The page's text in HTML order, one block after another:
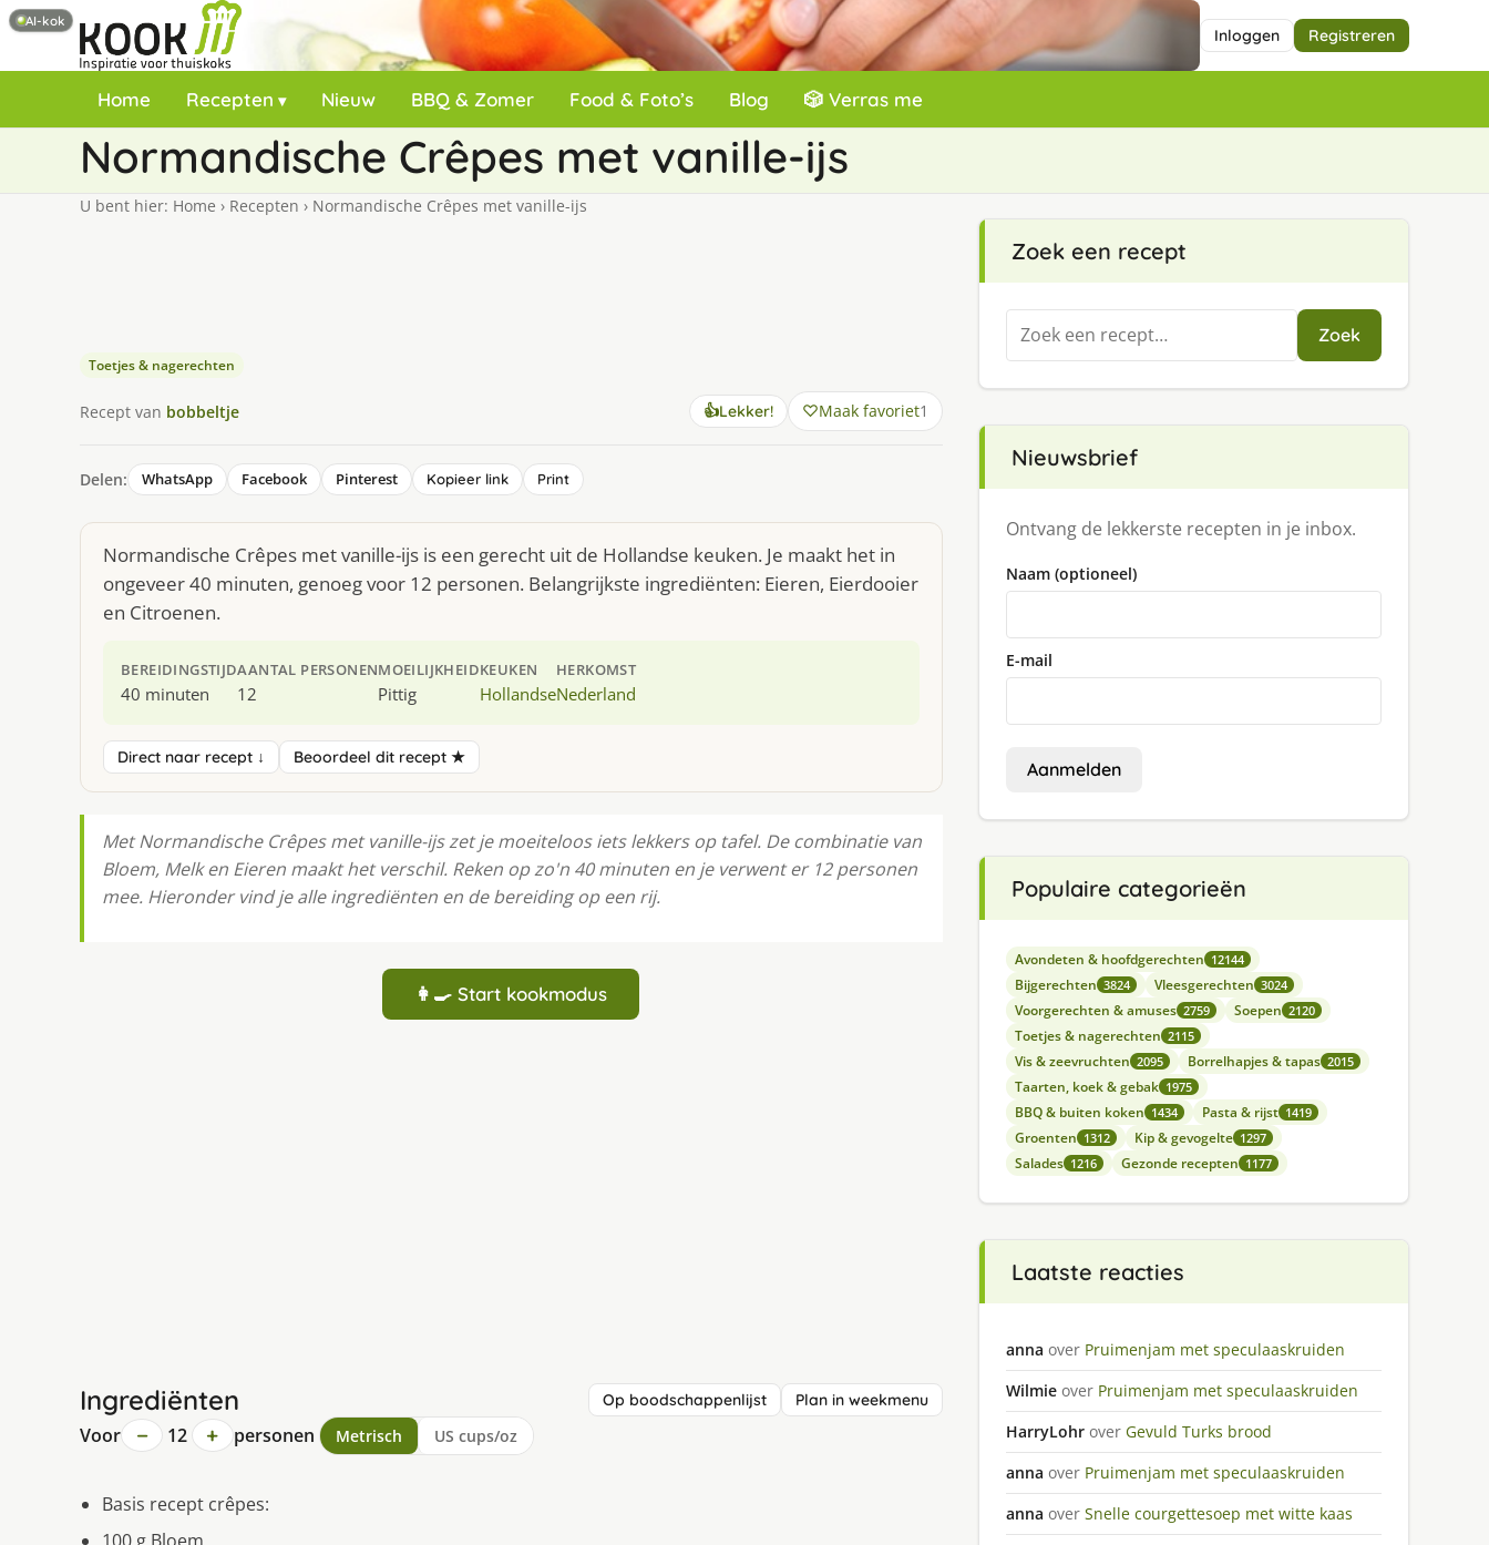
Inloggen Registreren
Home Recepten Nieuw BBQ & Zomer Food & Foto’s Blog 🎲 Verras me
Normandische Crêpes met vanille-ijs
U bent hier: Home › Recepten › Normandische Crêpes met vanille-ijs
Toetjes & nagerechten
Recept van bobbeltje 👍Lekker! Maak favoriet1
Delen: WhatsApp Facebook Pinterest Kopieer link Print
Normandische Crêpes met vanille-ijs is een gerecht uit de Hollandse keuken. Je maakt het in
ongeveer 40 minuten, genoeg voor 12 personen. Belangrijkste ingrediënten: Eieren, Eierdooier
en Citroenen.
BEREIDINGSTIJD
40 minuten
AANTAL PERSONEN
12
MOEILIJKHEID
Pittig
KEUKEN
Hollandse
HERKOMST
Nederland
Direct naar recept ↓ Beoordeel dit recept ★
Met Normandische Crêpes met vanille-ijs zet je moeiteloos iets lekkers op tafel. De combinatie van
Bloem, Melk en Eieren maakt het verschil. Reken op zo'n 40 minuten en je verwent er 12 personen
mee. Hieronder vind je alle ingrediënten en de bereiding op een rij.
👩‍🍳 Start kookmodus
Ingrediënten Op boodschappenlijst Plan in weekmenu
Voor − 12 + personen Metrisch US cups/oz
Basis recept crêpes:
100 g Bloem
Zoek een recept
Zoeken
naar:
Zoek
Nieuwsbrief
Ontvang de lekkerste recepten in je inbox.
Naam (optioneel)
E-mail
Aanmelden
Populaire categorieën
Avondeten & hoofdgerechten 12144
Bijgerechten 3824 Vleesgerechten 3024
Voorgerechten & amuses 2759 Soepen 2120
Toetjes & nagerechten 2115
Vis & zeevruchten 2095 Borrelhapjes & tapas 2015
Taarten, koek & gebak 1975
BBQ & buiten koken 1434 Pasta & rijst 1419
Groenten 1312 Kip & gevogelte 1297
Salades 1216 Gezonde recepten 1177
Laatste reacties
anna over Pruimenjam met speculaaskruiden
Wilmie over Pruimenjam met speculaaskruiden
HarryLohr over Gevuld Turks brood
anna over Pruimenjam met speculaaskruiden
anna over Snelle courgettesoep met witte kaas
AI-kok